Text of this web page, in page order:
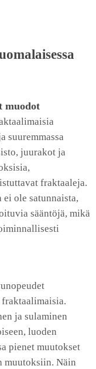
muodot
suuremmassa
juurakot ja
fraktaaleja.
ole satunnaista,
sääntöjä, mikä
ja sulaminen
luoden
pienet muutokset
muutoksiin. Näin